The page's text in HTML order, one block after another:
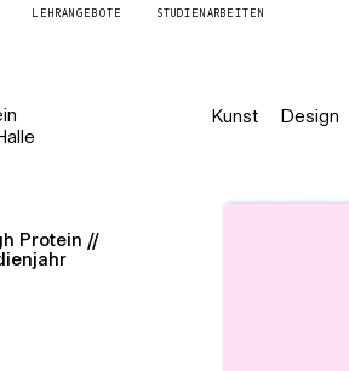
LEHRANGEBOTE STUDIENARBEITEN
Kunst Design
Protein //